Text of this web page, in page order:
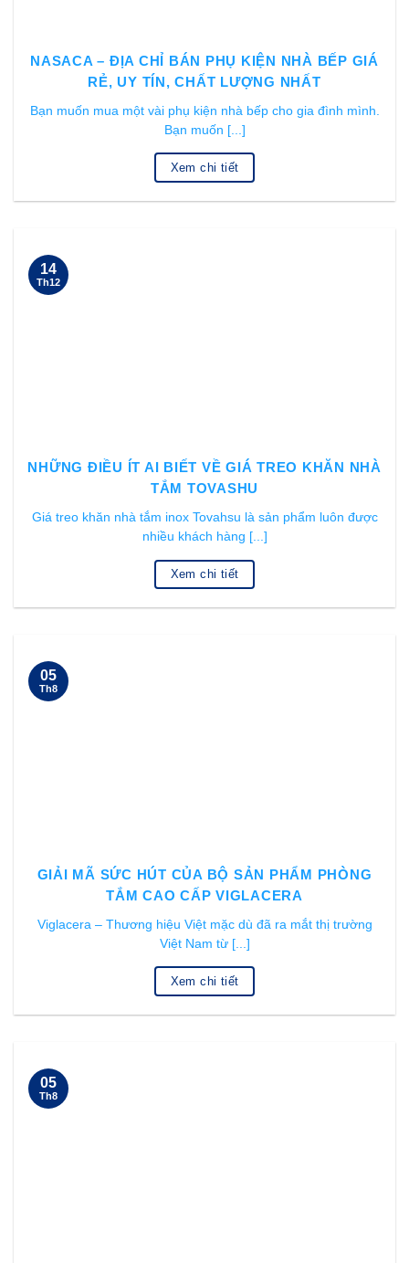
NASACA – ĐỊA CHỈ BÁN PHỤ KIỆN NHÀ BẾP GIÁ
RẺ, UY TÍN, CHẤT LƯỢNG NHẤT
Bạn muốn mua một vài phụ kiện nhà bếp cho gia đình mình.
Bạn muốn [...]
Xem chi tiết
NHỮNG ĐIỀU ÍT AI BIẾT VỀ GIÁ TREO KHĂN NHÀ
TẮM TOVASHU
Giá treo khăn nhà tắm inox Tovahsu là sản phẩm luôn được
nhiều khách hàng [...]
Xem chi tiết
14
Th12
GIẢI MÃ SỨC HÚT CỦA BỘ SẢN PHẨM PHÒNG
TẮM CAO CẤP VIGLACERA
Viglacera – Thương hiệu Việt mặc dù đã ra mắt thị trường
Việt Nam từ [...]
Xem chi tiết
05
Th8
05
Th8